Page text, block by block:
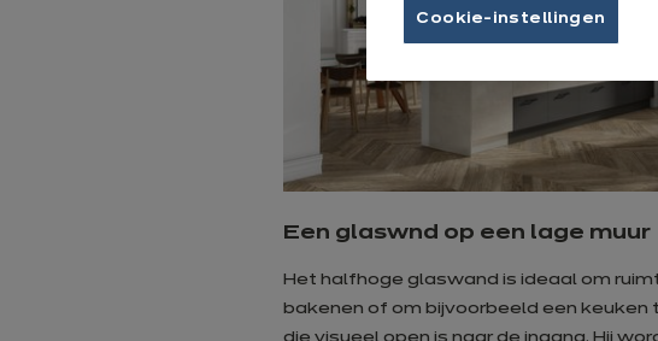
Een glaswnd op een lage muur
Het halfhoge glaswand is ideaal om
bakenen of om bijvoorbeeld een keuken
Cookie-instellingen